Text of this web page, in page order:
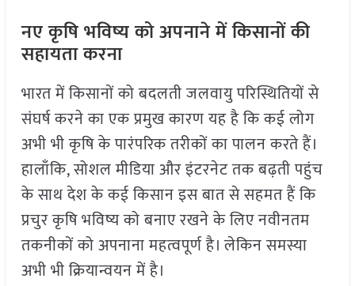
नए कृषि भविष्य को अपनाने में किसानों की
सहायता करना
भारत में किसानों को बदलती जलवायु परिस्थितियों से
संघर्ष करने का एक प्रमुख कारण यह है कि कई लोग
अभी भी कृषि के पारंपरिक तरीकों का पालन करते हैं।
हालाँकि, सोशल मीडिया और इंटरनेट तक बढ़ती पहुंच
के साथ देश के कई किसान इस बात से सहमत हैं कि
प्रचुर कृषि भविष्य को बनाए रखने के लिए नवीनतम
तकनीकों को अपनाना महत्वपूर्ण है। लेकिन समस्या
अभी भी क्रियान्वयन में है।